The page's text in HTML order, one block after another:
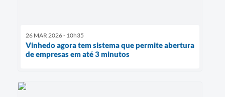
26 MAR 2026 - 10h35
Vinhedo agora tem sistema que permite abertura
de empresas em até 3 minutos